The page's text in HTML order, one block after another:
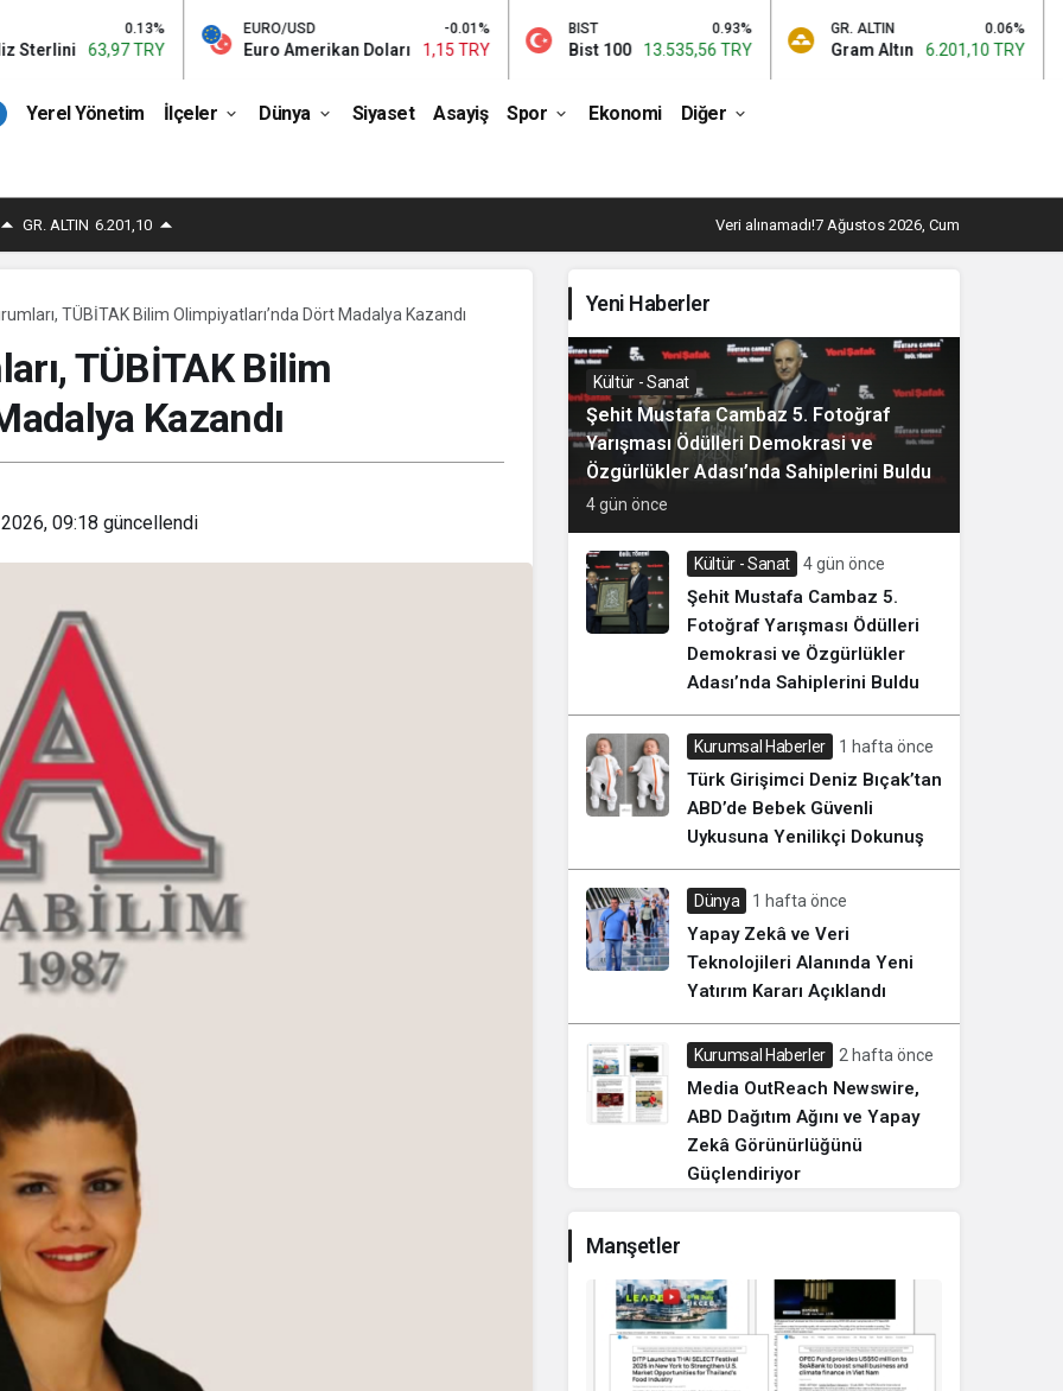
63,97 TRY
EURO/USD
Euro Amerikan Doları 1,15 TRY
BIST
Bist 100 13.535,56 TRY
GR. ALTIN
Gram Altın 6.201,10 TRY
BTC
Yerel Yönetim İlçeler Dünya Siyaset Asayiş Spor Ekonomi Diğer
GR. ALTIN 6.201,10 Veri alınamadı!7 Ağustos 2026, Cum
TÜBİTAK Bilim Olimpiyatları’nda Dört Madalya Kazandı
TÜBİTAK Bilim
Kazandı
09:18 güncellendi
Yeni Haberler
Kültür - Sanat
Şehit Mustafa Cambaz 5. Fotoğraf
Yarışması Ödülleri Demokrasi ve
Özgürlükler Adası’nda Sahiplerini Buldu
4 gün önce
Kültür - Sanat 4 gün önce
Şehit Mustafa Cambaz 5.
Fotoğraf Yarışması Ödülleri
Demokrasi ve Özgürlükler
Adası’nda Sahiplerini Buldu
Kurumsal Haberler 1 hafta önce
Türk Girişimci Deniz Bıçak’tan
ABD’de Bebek Güvenli
Uykusuna Yenilikçi Dokunuş
Dünya 1 hafta önce
Yapay Zekâ ve Veri
Teknolojileri Alanında Yeni
Yatırım Kararı Açıklandı
Kurumsal Haberler 2 hafta önce
Media OutReach Newswire,
ABD Dağıtım Ağını ve Yapay
Zekâ Görünürlüğünü
Güçlendiriyor
Manşetler